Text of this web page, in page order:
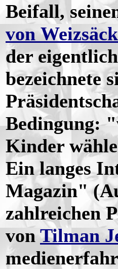
Beifall,
von
der
bezeichnete
Bedingung:
Kinder
Ein langes
Magazin"
zahlreichen
vonTilman